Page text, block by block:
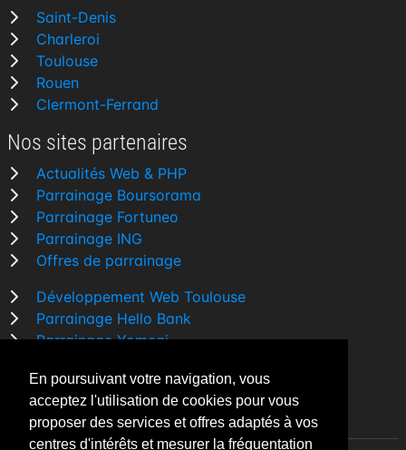
En poursuivant votre navigation, vous
acceptez l'utilisation de cookies pour vous
proposer des services et offres adaptés à vos
centres d'intérêts et mesurer la fréquentation
Saint-Denis
Charleroi
Toulouse
Rouen
Clermont-Ferrand
Nos sites partenaires
Actualités Web & PHP
Parrainage Boursorama
Parrainage Fortuneo
Parrainage ING
Offres de parrainage
Développement Web Toulouse
Parrainage Hello Bank
Parrainage Yomoni
Comparatif banque